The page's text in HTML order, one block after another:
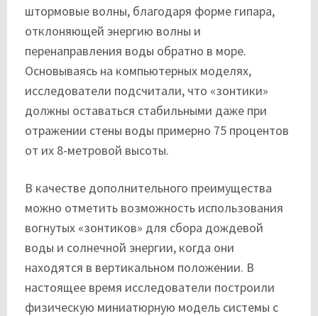
штормовые волны, благодаря форме гипара,
отклоняющей энергию волны и
перенаправления воды обратно в море.
Основываясь на компьютерных моделях,
исследователи подсчитали, что «зонтики»
должны оставаться стабильными даже при
отражении стены воды примерно 75 процентов
от их 8-метровой высоты.
В качестве дополнительного преимущества
можно отметить возможность использования
вогнутых «зонтиков» для сбора дождевой
воды и солнечной энергии, когда они
находятся в вертикальном положении. В
настоящее время исследователи построили
физическую миниатюрную модель системы с